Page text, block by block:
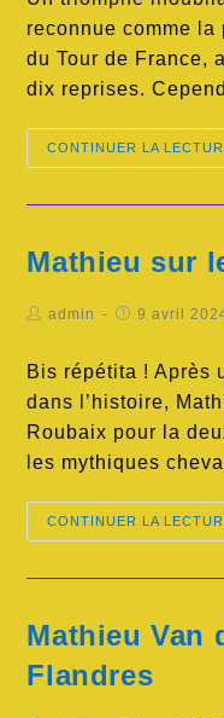
reconnue comme
du Tour de France,
dix reprises.
CONTINUER LA
Mathieu sur
admin 9 avril
Bis répétita ! Après
dans l’histoire,
Roubaix pour la
les mythiques
CONTINUER LA
Mathieu Van
Flandres